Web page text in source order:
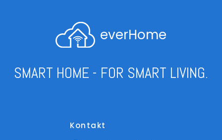
everHome
SMART HOME - FOR SMART LIVING.
Kontakt